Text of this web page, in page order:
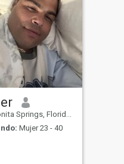
Springs, Florida, Estados Unidos
Mujer 23 - 40